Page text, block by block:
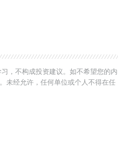
，不构成投资建议。如不希望您的内
未经允许，任何单位或个人不得在任